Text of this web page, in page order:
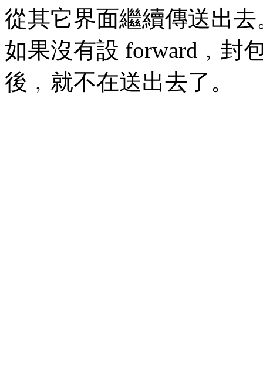
從其它界面繼續傳送出去
如果沒有設 forward﹐封
後﹐就不在送出去了。